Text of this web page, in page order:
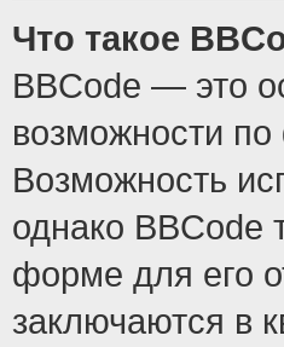
Что такое
BBCode — это
возможности
Возможность
однако BBCode
форме для его
заключаются в